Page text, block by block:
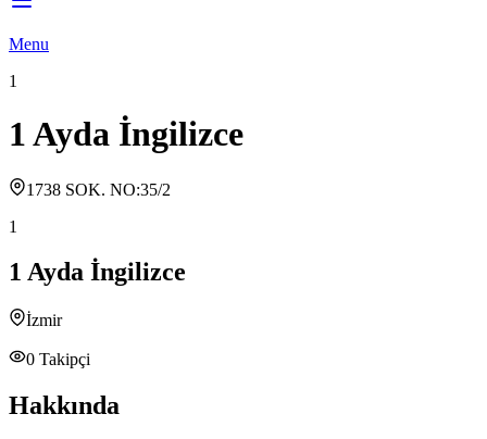
Menu
1
1 Ayda İngilizce
1738 SOK. NO:35/2
1
1 Ayda İngilizce
İzmir
0 Takipçi
Hakkında